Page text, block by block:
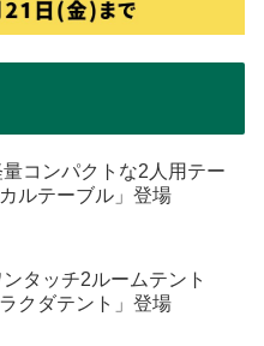
コンパクトな2人用テー
ルテーブル」登場
タッチ2ルームテント
ラクダテント」登場